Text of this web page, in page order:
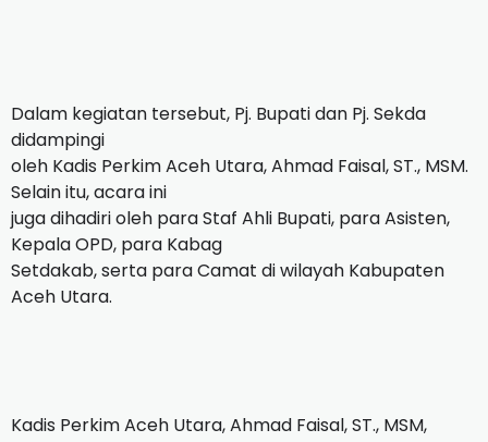
Dalam kegiatan tersebut, Pj. Bupati dan Pj. Sekda
didampingi
oleh Kadis Perkim Aceh Utara, Ahmad Faisal, ST., MSM.
Selain itu, acara ini
juga dihadiri oleh para Staf Ahli Bupati, para Asisten,
Kepala OPD, para Kabag
Setdakab, serta para Camat di wilayah Kabupaten
Aceh Utara.
Kadis Perkim Aceh Utara, Ahmad Faisal, ST., MSM,